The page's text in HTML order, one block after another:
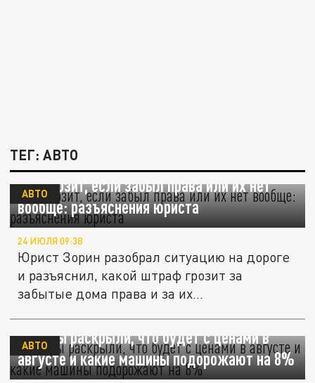
ТЕГ: АВТО
Что грозит, если забыл права или их нет
вообще: разъяснения юриста
АВТО
24 ИЮЛЯ 09:38
Юрист Зорин разобрал ситуацию на дороге
и разъяснил, какой штраф грозит за
забытые дома права и за их...
Дилеры раскрыли, что будет с ценами в
августе и какие машины подорожают на 8%
АВТО